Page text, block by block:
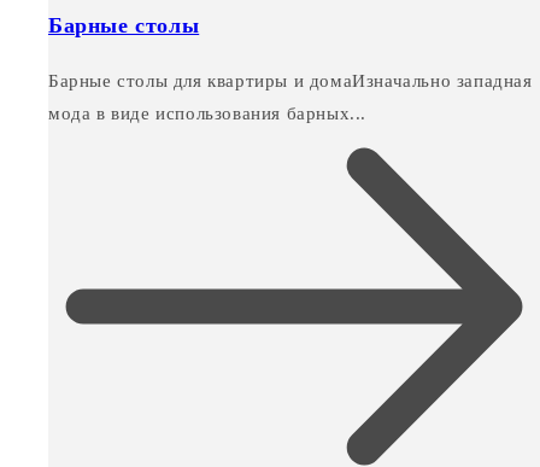
Барные столы
Барные столы для квартиры и домаИзначально западная
мода в виде использования барных...